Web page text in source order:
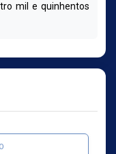
mil e quinhentos